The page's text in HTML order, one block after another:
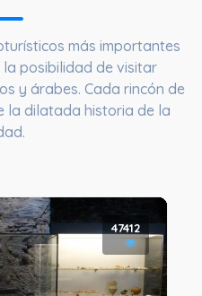
más importantes
posibilidad de visitar
y árabes. Cada rincón de
la dilatada historia de la
47412